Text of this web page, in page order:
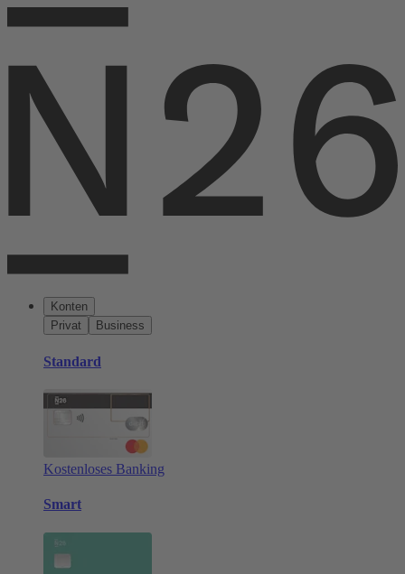
Konten
Privat
Business
Standard
Kostenloses Banking
Smart